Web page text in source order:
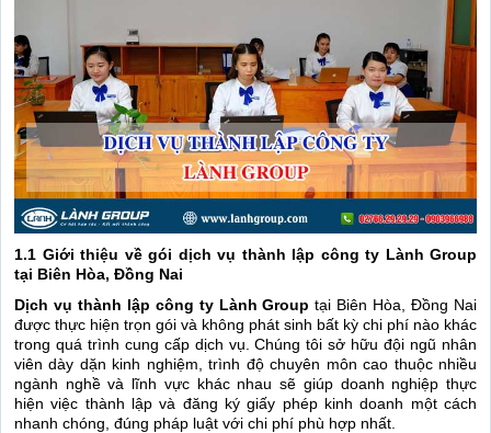
1.1 Giới thiệu về gói dịch vụ thành lập công ty Lành Group
tại Biên Hòa, Đồng Nai
Dịch vụ thành lập công ty Lành Group tại Biên Hòa, Đồng Nai
được thực hiện trọn gói và không phát sinh bất kỳ chi phí nào khác
trong quá trình cung cấp dịch vụ. Chúng tôi sở hữu đội ngũ nhân
viên dày dặn kinh nghiệm, trình độ chuyên môn cao thuộc nhiều
ngành nghề và lĩnh vực khác nhau sẽ giúp doanh nghiệp thực
hiện việc thành lập và đăng ký giấy phép kinh doanh một cách
nhanh chóng, đúng pháp luật với chi phí phù hợp nhất.